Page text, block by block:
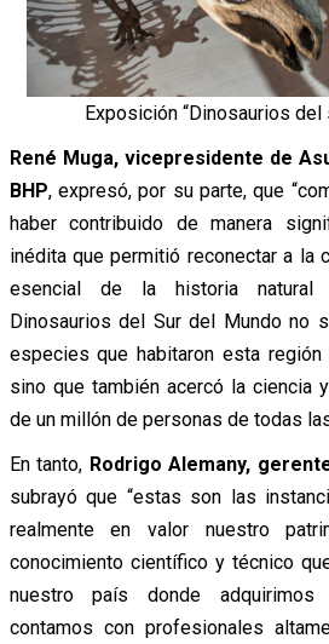
Exposición “Dinosaurios del
René Muga, vicepresidente de
BHP, expresó, por su parte, que
haber contribuido de manera
inédita que permitió reconectar a la
esencial de la historia natural
Dinosaurios del Sur del Mundo no
especies que habitaron esta
sino que también acercó la ciencia
de un millón de personas de todas
En tanto, Rodrigo Alemany,
subrayó que “estas son las
realmente en valor nuestro
conocimiento científico y técnico
nuestro país donde
contamos con profesionales